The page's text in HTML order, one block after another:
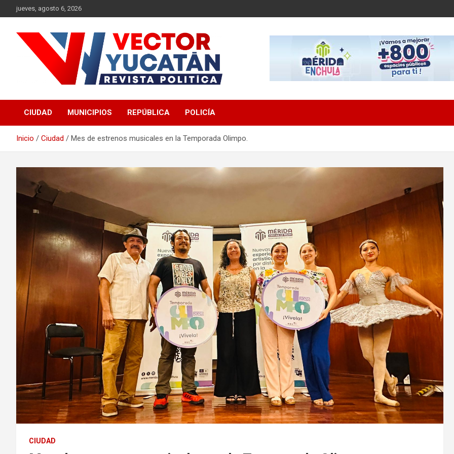
Saltar
al
jueves, agosto 6, 2026
Vector Yucatán
CIUDAD MUNICIPIOS REPÚBLICA POLICÍA
Inicio Ciudad Mes de estrenos musicales en la Temporada Olimpo.
CIUDAD